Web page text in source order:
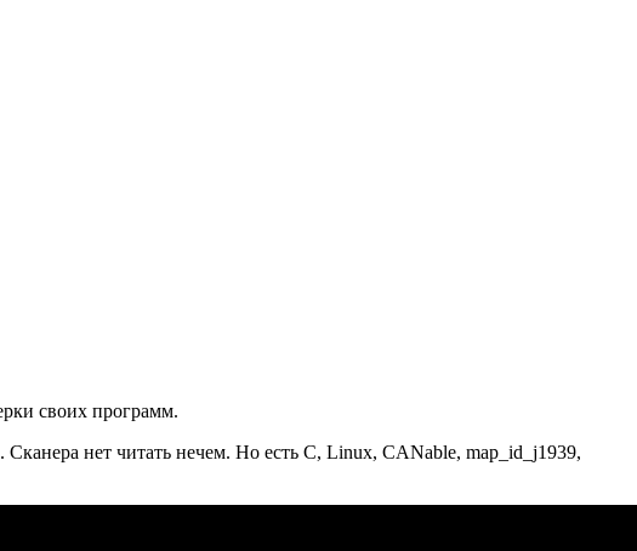
своих программ.
нет читать нечем. Но есть C, Linux, CANable, map_id_j1939,